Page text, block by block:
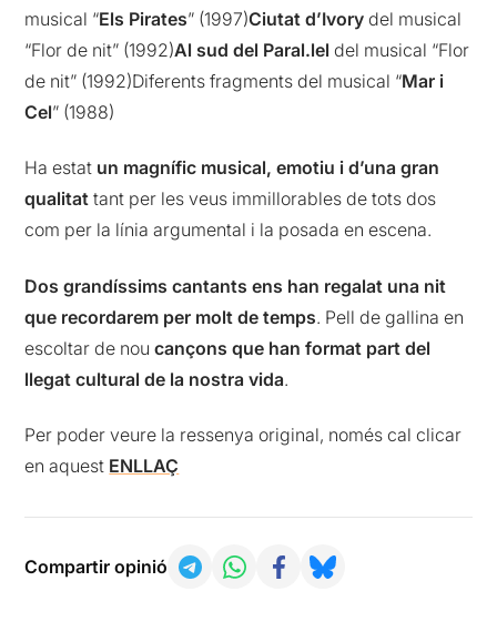
musical “Els Pirates” (1997)Ciutat d’Ivorydel musical
“Flor de nit” (1992)Al sud del Paral.leldel musical “Flor
de nit” (1992)Diferents fragments del musical “Mar i
Cel” (1988)
Ha estat un magnífic musical, emotiu i d’una gran
qualitat tant per les veus immillorables de tots dos
com per la línia argumental i la posada en escena.
Dos grandíssims cantants ens han regalat una nit
que recordarem per molt de temps. Pell de gallina en
escoltar de noucançons que han format part del
llegat cultural de la nostra vida.
Per poder veure la ressenya original, només cal clicar
en aquest ENLLAÇ
Compartir opinió